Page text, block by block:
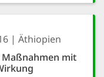
Äthiopien
Maßnahmen mit